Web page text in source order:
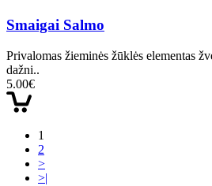
Smaigai Salmo
Privalomas žieminės žūklės elementas
dažni..
5.00€
1
2
>
>|